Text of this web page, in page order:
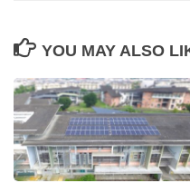
YOU MAY ALSO